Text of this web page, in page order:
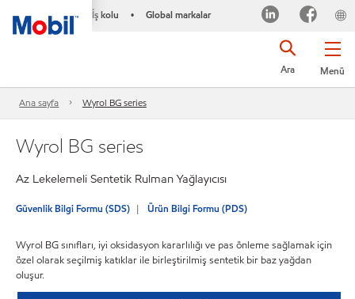
İş kolu • Global markalar
Menü
Ara
Ana sayfa Wyrol BG series
Wyrol BG series
Az Lekelemeli Sentetik Rulman Yağlayıcısı
Güvenlik Bilgi Formu (SDS) Ürün Bilgi Formu (PDS)
Wyrol BG sınıfları, iyi oksidasyon kararlılığı ve pas önleme sağlamak için
özel olarak seçilmiş katıklar ile birleştirilmiş sentetik bir baz yağdan
oluşur.